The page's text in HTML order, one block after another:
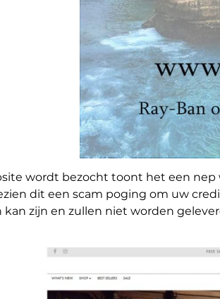
wordt bezocht toont het een nep
dit een scam poging om uw
zijn en zullen niet worden